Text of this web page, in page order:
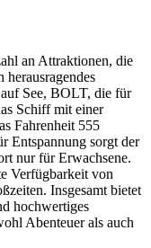
an Attraktionen, die
See, BOLT, die für
Schiff mit einer
Fahrenheit 555
Entspannung sorgt der
nur für Erwachsene.
Verfügbarkeit von
Insgesamt bietet
hochwertiges
Abenteuer als auch